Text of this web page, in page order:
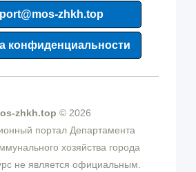
zhkh.top
конфиденциальности
zhkh.top © 2026
портал Департамента
хозяйства города
не является официальным.